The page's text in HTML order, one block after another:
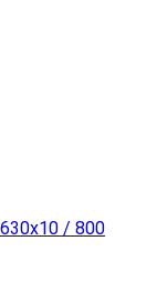
/ 800